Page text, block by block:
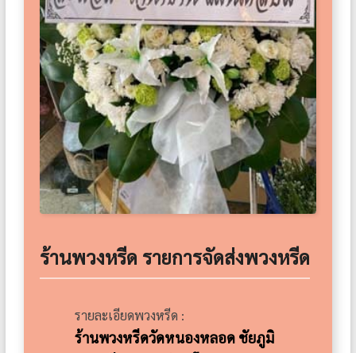
ร้านพวงหรีด รายการจัดส่งพวงหรีด
รายละเอียดพวงหรีด :
ร้านพวงหรีดวัดหนองหลอด ชัยภูมิ